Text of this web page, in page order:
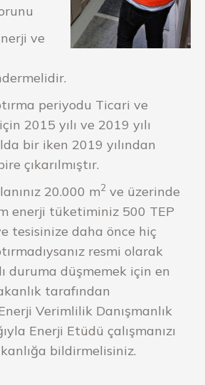
ve
periyodu Ticari ve
2015 yılı ve 2019 yılı
bir iken 2019 yılından
çıkarılmıştır.
20.000 m2 ve üzerinde
enerji tüketiminiz 500 TEP
tesisinize daha önce hiç
resmi olarak
duruma düşmemek için en
tarafından
Verimlilik Danışmanlık
Enerji Etüdü çalışmanızı
bildirmelisiniz.